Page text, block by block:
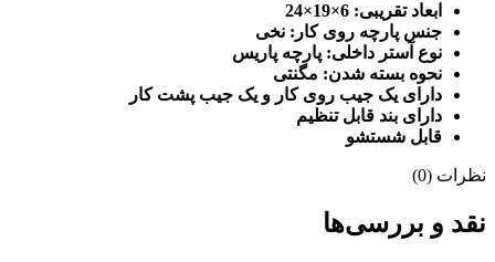
ابعاد تقریبی: 6
×19×24
جنس پارچه روی کار: نخی
نوع آستر داخلی: پارچه پاریس
نحوه بسته شدن: مگنتی
دارای یک جیب روی کار و یک جیب پشت کار
دارای بند قابل تنظیم
قابل شستشو
نظرات (0)
نقد و بررسی‌ها